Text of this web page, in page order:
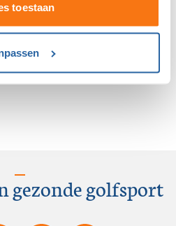
toestaan
gezonde golfsport